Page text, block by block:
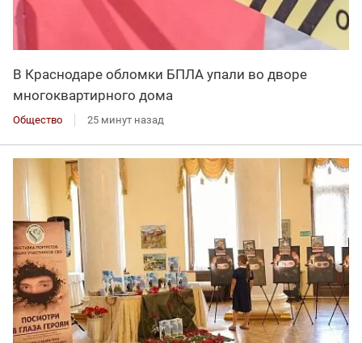
В Краснодаре обломки БПЛА упали во дворе
многоквартирного дома
Общество 25 минут назад